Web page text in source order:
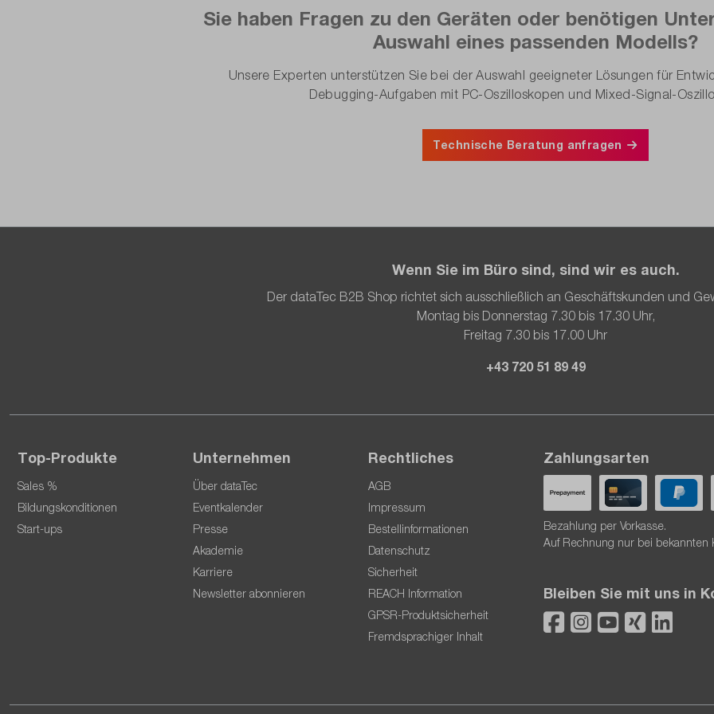
Sie haben Fragen zu den Geräten oder benötigen
Auswahl eines passenden Modells?
Unsere Experten unterstützen Sie bei der Auswahl geeigneter Lösungen für
Debugging-Aufgaben mit PC-Oszilloskopen und Mixed-Signal-
Technische Beratung anfragen
Wenn Sie im Büro sind, sind wir es auch.
Der dataTec B2B Shop richtet sich ausschließlich an Geschäftskunden und
Montag bis Donnerstag 7.30 bis 17.30 Uhr,
Freitag 7.30 bis 17.00 Uhr
+43 720 51 89 49
Top-Produkte
Sales %
Bildungskonditionen
Start-ups
Unternehmen
Über dataTec
Eventkalender
Presse
Akademie
Karriere
Newsletter abonnieren
Rechtliches
AGB
Impressum
Bestellinformationen
Datenschutz
Sicherheit
REACH Information
GPSR-Produktsicherheit
Fremdsprachiger Inhalt
Zahlungsarten
Bezahlung per Vorkasse.
Auf Rechnung nur bei bekannten
Bleiben Sie mit uns in